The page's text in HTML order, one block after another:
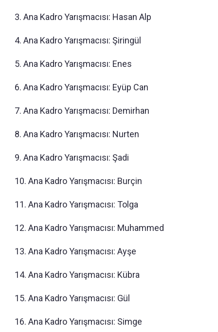
3. Ana Kadro Yarışmacısı: Hasan Alp
4. Ana Kadro Yarışmacısı: Şiringül
5. Ana Kadro Yarışmacısı: Enes
6. Ana Kadro Yarışmacısı: Eyüp Can
7. Ana Kadro Yarışmacısı: Demirhan
8. Ana Kadro Yarışmacısı: Nurten
9. Ana Kadro Yarışmacısı: Şadi
10. Ana Kadro Yarışmacısı: Burçin
11. Ana Kadro Yarışmacısı: Tolga
12. Ana Kadro Yarışmacısı: Muhammed
13. Ana Kadro Yarışmacısı: Ayşe
14. Ana Kadro Yarışmacısı: Kübra
15. Ana Kadro Yarışmacısı: Gül
16. Ana Kadro Yarışmacısı: Simge